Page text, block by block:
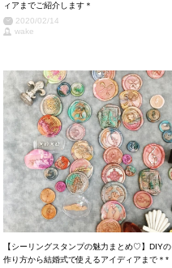
ィアまでご紹介します＊
2020/02/14
wake
【シーリングスタンプの魅力まとめ♡】DIYの
作り方から結婚式で使えるアイディアまで＊*